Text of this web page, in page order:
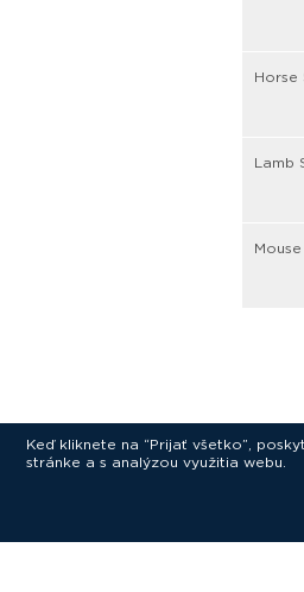
Horse
Lamb
Keď kliknete na “Prijať všetko”,
stránke a s analýzou využitia webu.